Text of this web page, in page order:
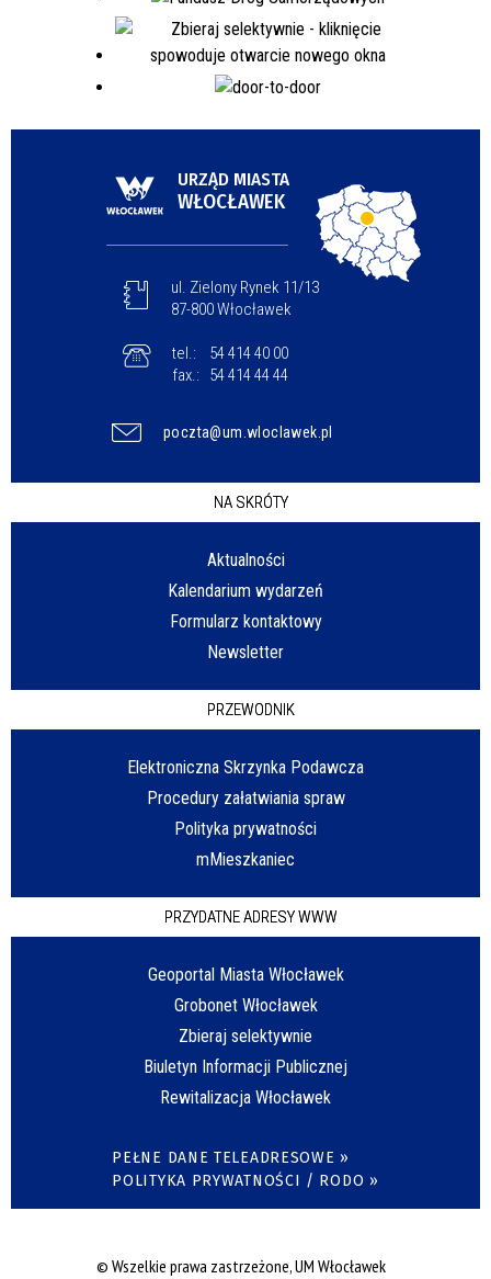
URZĄD MIASTA
WŁOCŁAWEK
ul. Zielony Rynek 11/13
87-800 Włocławek
tel.:
54 414 40 00
fax.:
54 414 44 44
poczta@um.wloclawek.pl
NA SKRÓTY
Aktualności
Kalendarium wydarzeń
Formularz kontaktowy
Newsletter
PRZEWODNIK
Elektroniczna Skrzynka Podawcza
Procedury załatwiania spraw
Polityka prywatności
mMieszkaniec
PRZYDATNE ADRESY WWW
Geoportal Miasta Włocławek
Grobonet Włocławek
Zbieraj selektywnie
Biuletyn Informacji Publicznej
Rewitalizacja Włocławek
PEŁNE DANE TELEADRESOWE »
POLITYKA PRYWATNOŚCI / RODO »
© Wszelkie prawa zastrzeżone, UM Włocławek